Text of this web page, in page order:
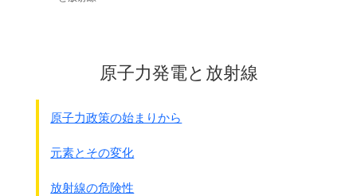
原子力発電と放射線
原子力政策の始まりから
元素とその変化
放射線の危険性